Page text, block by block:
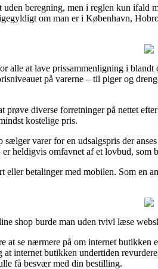
beregning, men i reglen kun ifald
om man er i København,
alle at lave prissammenligning i
på varerne – til piger og
prøve diverse forretninger på nettet
kostelige pris.
varer for en udsalgspris der
heldigvis omfavnet af et lovbud, som
eller betalinger med mobilen. Som en
shop burde man uden tvivl læse
at se nærmere på om internet
internet butikken undertiden
få besvær med din bestilling.